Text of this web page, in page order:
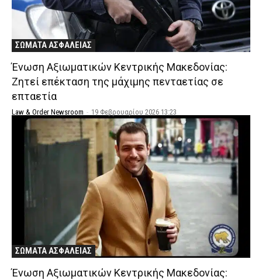
ΣΩΜΑΤΑ ΑΣΦΑΛΕΙΑΣ
Ένωση Αξιωματικών Κεντρικής Μακεδονίας:
Ζητεί επέκταση της μάχιμης πενταετίας σε
επταετία
Law & Order Newsroom - 19 Φεβρουαρίου 2026 13:23
ΣΩΜΑΤΑ ΑΣΦΑΛΕΙΑΣ
Ένωση Αξιωματικών Κεντρικής Μακεδονίας: